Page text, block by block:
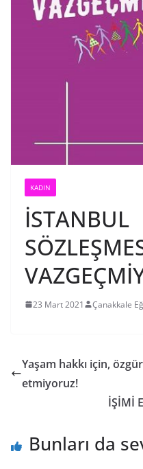
KADIN
İSTANBUL
23 Mart 2021 Çanakkale
Yaşam hakkı için,
etmiyoruz!
İŞİMİ
Bunları da